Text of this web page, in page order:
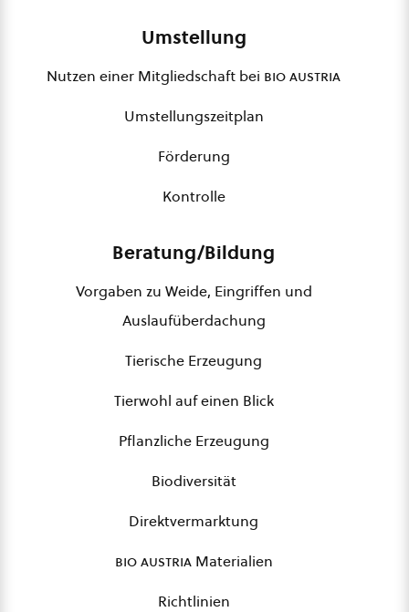
Umstellung
Nutzen einer Mitgliedschaft bei bio austria
Umstellungszeitplan
Förderung
Kontrolle
Beratung/Bildung
Vorgaben zu Weide, Eingriffen und
Auslaufüberdachung
Tierische Erzeugung
Tierwohl auf einen Blick
Pflanzliche Erzeugung
Biodiversität
Direktvermarktung
bio austriaMaterialien
Richtlinien